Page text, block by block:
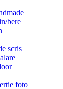
bere
scris
foto